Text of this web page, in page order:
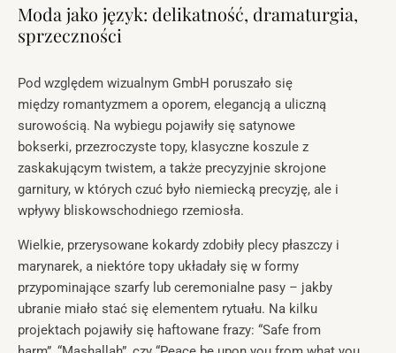
Moda jako język: delikatność, dramaturgia,
sprzeczności
Pod względem wizualnym GmbH poruszało się
między romantyzmem a oporem, elegancją a uliczną
surowością. Na wybiegu pojawiły się satynowe
bokserki, przezroczyste topy, klasyczne koszule z
zaskakującym twistem, a także precyzyjnie skrojone
garnitury, w których czuć było niemiecką precyzję, ale i
wpływy bliskowschodniego rzemiosła.
Wielkie, przerysowane kokardy zdobiły plecy płaszczy i
marynarek, a niektóre topy układały się w formy
przypominające szarfy lub ceremonialne pasy – jakby
ubranie miało stać się elementem rytuału. Na kilku
projektach pojawiły się haftowane frazy: “Safe from